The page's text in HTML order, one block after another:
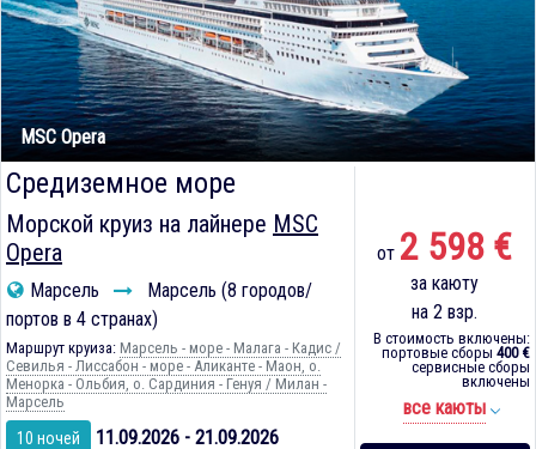
MSC Opera
Средиземное море
Морской круиз на лайнере MSC
Opera
Марсель
Марсель (8 городов/
портов в 4 странах)
Маршрут круиза: Марсель - море - Малага - Кадиc /
Севилья - Лиссабон - море - Аликанте - Маон, о.
Менорка - Ольбия, о. Сардиния - Генуя / Милан -
Марсель
10 ночей 11.09.2026 - 21.09.2026
от 2 598 €
за каюту
на 2 взр.
В стоимость включены:
портовые сборы 400 €
сервисные сборы
включены
все каюты